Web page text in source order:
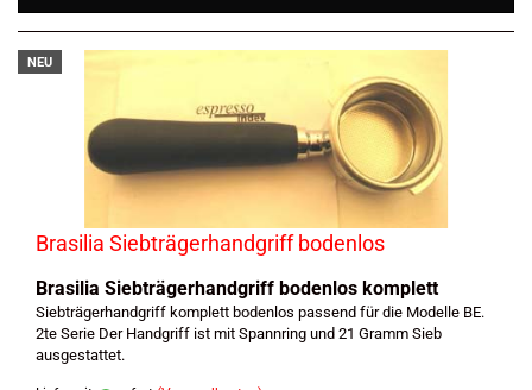
NEU
Brasilia Siebträgerhandgriff bodenlos
Brasilia Siebträgerhandgriff bodenlos komplett
Siebträgerhandgriff komplett bodenlos passend für die Modelle BE.
2te Serie Der Handgriff ist mit Spannring und 21 Gramm Sieb
ausgestattet.